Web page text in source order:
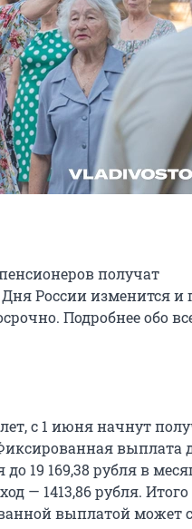
получат
России изменится и
Подробнее обо
с 1 июня начнут
выплата
до 19 169,38 рубля в
— 1413,86 рубля. Итого
выплатой может